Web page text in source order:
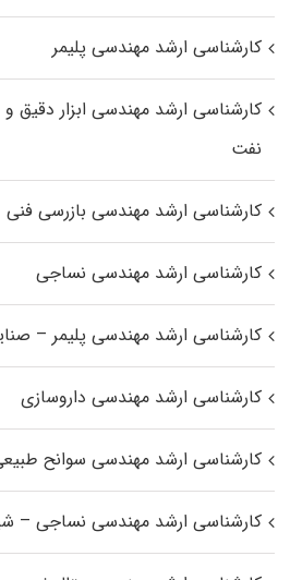
کارشناسی ارشد مهندسی پلیمر
کارشناسی ارشد مهندسی ابزار دقیق
نفت
کارشناسی ارشد مهندسی بازرسی فنی
کارشناسی ارشد مهندسی نساجی
کارشناسی ارشد مهندسی پلیمر –
کارشناسی ارشد مهندسی داروسازی
کارشناسی ارشد مهندسی سوانح
کارشناسی ارشد مهندسی نساجی –